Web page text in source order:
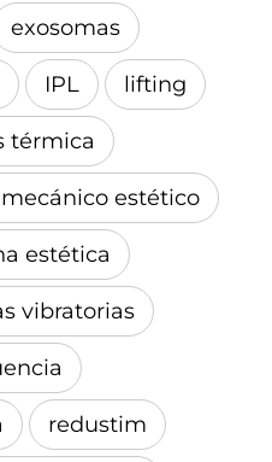
exosomas
IPL lifting
térmica
estético
estética
vibratorias
redustim